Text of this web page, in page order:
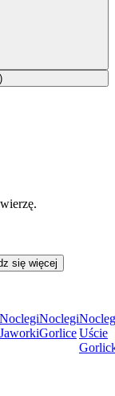
się więcej
Noclegi
Jaworki
Noclegi
GorliceUście